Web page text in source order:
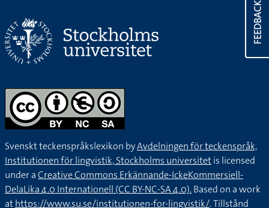
FEEDBACK
Svenskt teckenspråkslexikon byAvdelningen för teckenspråk,
Institutionen för lingvistik, Stockholms universitetis licensed
under aCreative Commons Erkännande-IckeKommersiell-
DelaLika 4.0 Internationell (CC BY-NC-SA 4.0).Based on a work
athttps://www.su.se/institutionen-for-lingvistik/. Tillstånd